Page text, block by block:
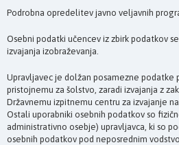
Podrobna opredelitev javno veljavnih
Osebni podatki učencev iz zbirk podatkov
izvajanja izobraževanja.
Upravljavec je dolžan posamezne podatke
pristojnemu za šolstvo, zaradi izvajanja z
Državnemu izpitnemu centru za izvajanje
Ostali uporabniki osebnih podatkov so
administrativno osebje) upravljavca, ki so
osebnih podatkov pod neposrednim